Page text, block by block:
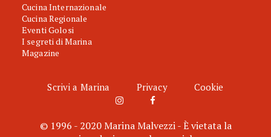
Cucina Internazionale
Cucina Regionale
Eventi Golosi
I segreti di Marina
Magazine
Scrivi a Marina Privacy Cookie
© 1996 - 2020 Marina Malvezzi - È vietata la